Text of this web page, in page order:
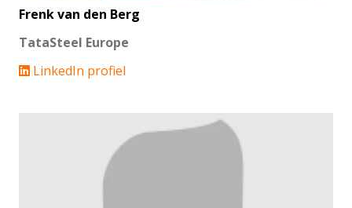
Frenk van den Berg
TataSteel Europe
LinkedIn profiel